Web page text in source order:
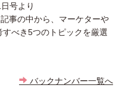
号より
事の中から、マーケターや
べき5つのトピックを厳選
バックナンバー一覧へ